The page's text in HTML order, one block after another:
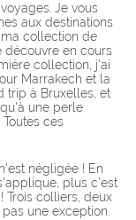
Je vous
aux destinations
collection de
découvre en cours
collection, j'ai
Marrakech et la
trip à Bruxelles, et
une perle
ces
négligée ! En
plus c'est
Trois colliers, deux
une exception.